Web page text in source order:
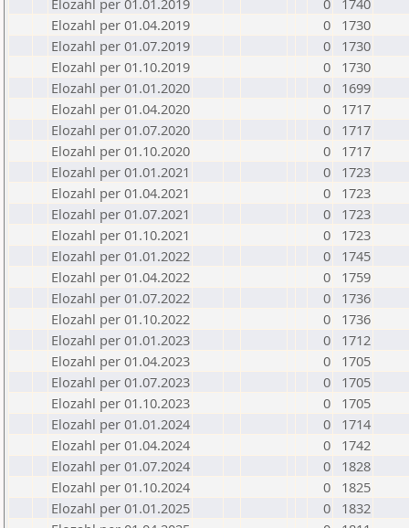
Elozahl per 01.01.2019
0
1740
Elozahl per 01.04.2019
0
1730
Elozahl per 01.07.2019
0
1730
Elozahl per 01.10.2019
0
1730
Elozahl per 01.01.2020
0
1699
Elozahl per 01.04.2020
0
1717
Elozahl per 01.07.2020
0
1717
Elozahl per 01.10.2020
0
1717
Elozahl per 01.01.2021
0
1723
Elozahl per 01.04.2021
0
1723
Elozahl per 01.07.2021
0
1723
Elozahl per 01.10.2021
0
1723
Elozahl per 01.01.2022
0
1745
Elozahl per 01.04.2022
0
1759
Elozahl per 01.07.2022
0
1736
Elozahl per 01.10.2022
0
1736
Elozahl per 01.01.2023
0
1712
Elozahl per 01.04.2023
0
1705
Elozahl per 01.07.2023
0
1705
Elozahl per 01.10.2023
0
1705
Elozahl per 01.01.2024
0
1714
Elozahl per 01.04.2024
0
1742
Elozahl per 01.07.2024
0
1828
Elozahl per 01.10.2024
0
1825
Elozahl per 01.01.2025
0
1832